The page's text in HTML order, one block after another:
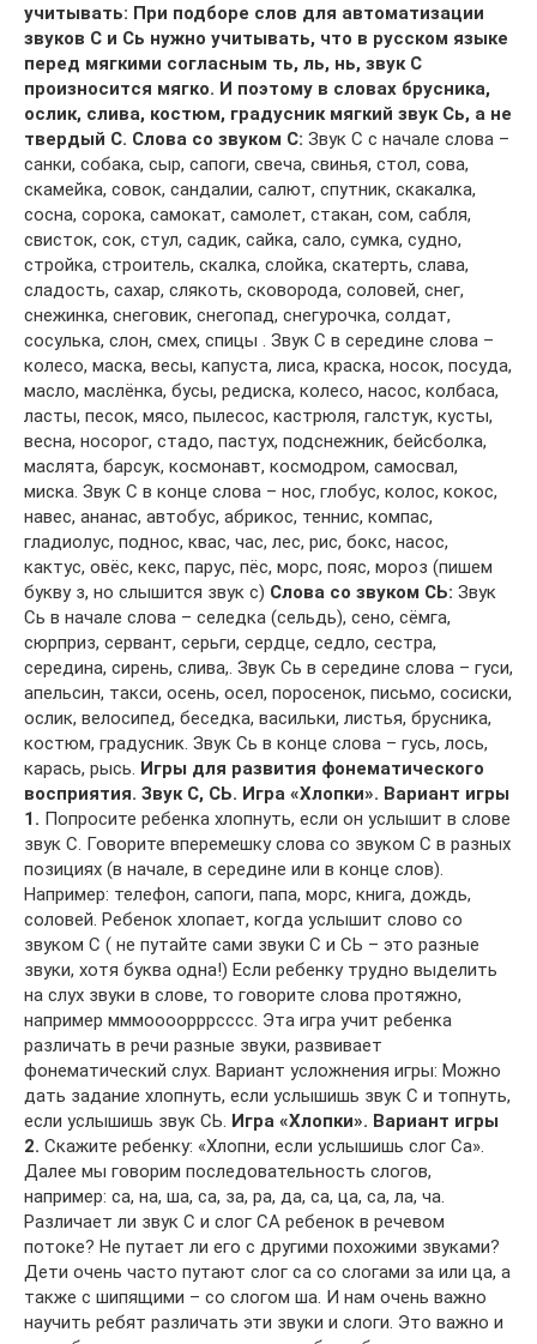
учитывать: При подборе слов для автоматизации
звуков С и Сь нужно учитывать, что в русском языке
перед мягкими согласным ть, ль, нь, звук С
произносится мягко. И поэтому в словах брусника,
ослик, слива, костюм, градусник мягкий звук Сь, а не
твердый С. Слова со звуком С: Звук С с начале слова –
санки, собака, сыр, сапоги, свеча, свинья, стол, сова,
скамейка, совок, сандалии, салют, спутник, скакалка,
сосна, сорока, самокат, самолет, стакан, сом, сабля,
свисток, сок, стул, садик, сайка, сало, сумка, судно,
стройка, строитель, скалка, слойка, скатерть, слава,
сладость, сахар, слякоть, сковорода, соловей, снег,
снежинка, снеговик, снегопад, снегурочка, солдат,
сосулька, слон, смех, спицы . Звук С в середине слова –
колесо, маска, весы, капуста, лиса, краска, носок, посуда,
масло, маслёнка, бусы, редиска, колесо, насос, колбаса,
ласты, песок, мясо, пылесос, кастрюля, галстук, кусты,
весна, носорог, стадо, пастух, подснежник, бейсболка,
маслята, барсук, космонавт, космодром, самосвал,
миска. Звук С в конце слова – нос, глобус, колос, кокос,
навес, ананас, автобус, абрикос, теннис, компас,
гладиолус, поднос, квас, час, лес, рис, бокс, насос,
кактус, овёс, кекс, парус, пёс, морс, пояс, мороз (пишем
букву з, но слышится звук с) Слова со звуком СЬ: Звук
Сь в начале слова – селедка (сельдь), сено, сёмга,
сюрприз, сервант, серьги, сердце, седло, сестра,
середина, сирень, слива,. Звук Сь в середине слова – гуси,
апельсин, такси, осень, осел, поросенок, письмо, сосиски,
ослик, велосипед, беседка, васильки, листья, брусника,
костюм, градусник. Звук Сь в конце слова – гусь, лось,
карась, рысь. Игры для развития фонематического
восприятия. Звук С, СЬ. Игра «Хлопки». Вариант игры
1. Попросите ребенка хлопнуть, если он услышит в слове
звук С. Говорите вперемешку слова со звуком С в разных
позициях (в начале, в середине или в конце слов).
Например: телефон, сапоги, папа, морс, книга, дождь,
соловей. Ребенок хлопает, когда услышит слово со
звуком С ( не путайте сами звуки С и СЬ – это разные
звуки, хотя буква одна!) Если ребенку трудно выделить
на слух звуки в слове, то говорите слова протяжно,
например мммоооорррсссс. Эта игра учит ребенка
различать в речи разные звуки, развивает
фонематический слух. Вариант усложнения игры: Можно
дать задание хлопнуть, если услышишь звук С и топнуть,
если услышишь звук СЬ. Игра «Хлопки». Вариант игры
2. Скажите ребенку: «Хлопни, если услышишь слог Са».
Далее мы говорим последовательность слогов,
например: са, на, ша, са, за, ра, да, са, ца, са, ла, ча.
Различает ли звук С и слог СА ребенок в речевом
потоке? Не путает ли его с другими похожими звуками?
Дети очень часто путают слог са со слогами за или ца, а
также с шипящими – со слогом ша. И нам очень важно
научить ребят различать эти звуки и слоги. Это важно и